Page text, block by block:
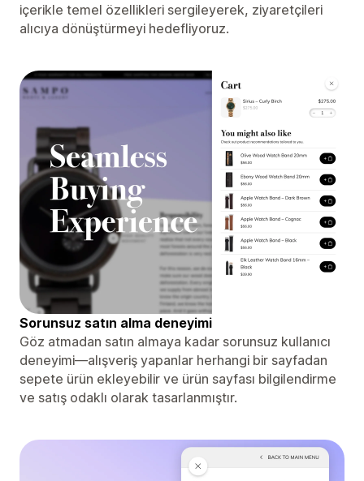
içerikle temel özellikleri sergileyerek, ziyaretçileri
alıcıya dönüştürmeyi hedefliyoruz.
Sorunsuz satın alma deneyimi
Göz atmadan satın almaya kadar sorunsuz kullanıcı
deneyimi—alışveriş yapanlar herhangi bir sayfadan
sepete ürün ekleyebilir ve ürün sayfası bilgilendirme
ve satış odaklı olarak tasarlanmıştır.